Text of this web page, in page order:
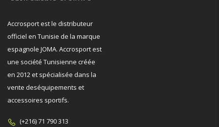
Accrosport est le distributeur
officiel en Tunisie de la marque
espagnole JOMA. Accrosport est
une société Tunisienne créée
en 2012 et spécialisée dans la
vente deséquipements et
accessoires sportifs.
(+216) 71 790 313